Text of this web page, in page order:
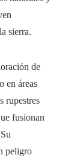
sierra.
de
en áreas
rupestres
fusionan
peligro